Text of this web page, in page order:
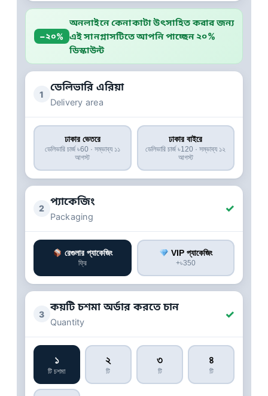
−২০%
অনলাইনে কেনাকাটা উৎসাহিত করার জন্য
এই সানগ্লাসটিতে আপনি পাচ্ছেন ২০%
ডিস্কাউন্ট
1
ডেলিভারি এরিয়া
Delivery area
ঢাকার ভেতরে
ডেলিভারি চার্জ ৳60 · সম্ভাব্য ১১
আগস্ট
ঢাকার বাইরে
ডেলিভারি চার্জ ৳120 · সম্ভাব্য ১২
আগস্ট
2
প্যাকেজিং
Packaging
✓
রেগুলার প্যাকেজিং
ফ্রি
VIP প্যাকেজিং
+৳350
3
কয়টি চশমা অর্ডার করতে চান
Quantity
✓
১
টি চশমা
২
টি
৩
টি
৪
টি